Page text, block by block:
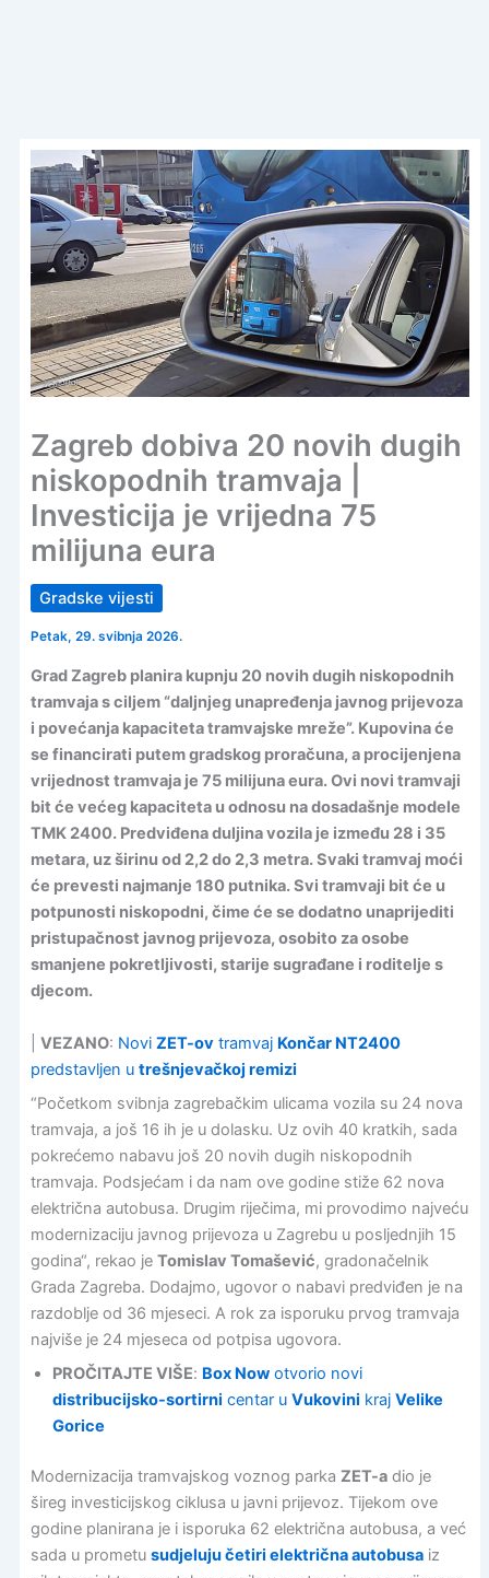
Zagreb dobiva 20 novih dugih
niskopodnih tramvaja |
Investicija je vrijedna 75
milijuna eura
Gradske vijesti
Petak, 29. svibnja 2026.
Grad Zagreb planira kupnju 20 novih dugih niskopodnih
tramvaja s ciljem “daljnjeg unapređenja javnog prijevoza
i povećanja kapaciteta tramvajske mreže”. Kupovina će
se financirati putem gradskog proračuna, a procijenjena
vrijednost tramvaja je 75 milijuna eura. Ovi novi tramvaji
bit će većeg kapaciteta u odnosu na dosadašnje modele
TMK 2400. Predviđena duljina vozila je između 28 i 35
metara, uz širinu od 2,2 do 2,3 metra. Svaki tramvaj moći
će prevesti najmanje 180 putnika. Svi tramvaji bit će u
potpunosti niskopodni, čime će se dodatno unaprijediti
pristupačnost javnog prijevoza, osobito za osobe
smanjene pokretljivosti, starije sugrađane i roditelje s
djecom.
VEZANO: Novi ZET-ovtramvaj Končar NT2400
predstavljen u trešnjevačkoj remizi
“Početkom svibnja zagrebačkim ulicama vozila su 24 nova
tramvaja, a još 16 ih je u dolasku. Uz ovih 40 kratkih, sada
pokrećemo nabavu još 20 novih dugih niskopodnih
tramvaja. Podsjećam i da nam ove godine stiže 62 nova
električna autobusa. Drugim riječima, mi provodimo najveću
modernizaciju javnog prijevoza u Zagrebu u posljednjih 15
godina“, rekao je Tomislav Tomašević, gradonačelnik
Grada Zagreba. Dodajmo, ugovor o nabavi predviđen je na
razdoblje od 36 mjeseci. A rok za isporuku prvog tramvaja
najviše je 24 mjeseca od potpisa ugovora.
PROČITAJTE VIŠE: Box Nowotvorio novi
distribucijsko-sortirni centar u Vukovini kraj Velike
Gorice
Modernizacija tramvajskog voznog parka ZET-adio je
šireg investicijskog ciklusa u javni prijevoz. Tijekom ove
godine planirana je i isporuka 62 električna autobusa, a već
sada u prometu sudjeluju četiri električna autobusaiz